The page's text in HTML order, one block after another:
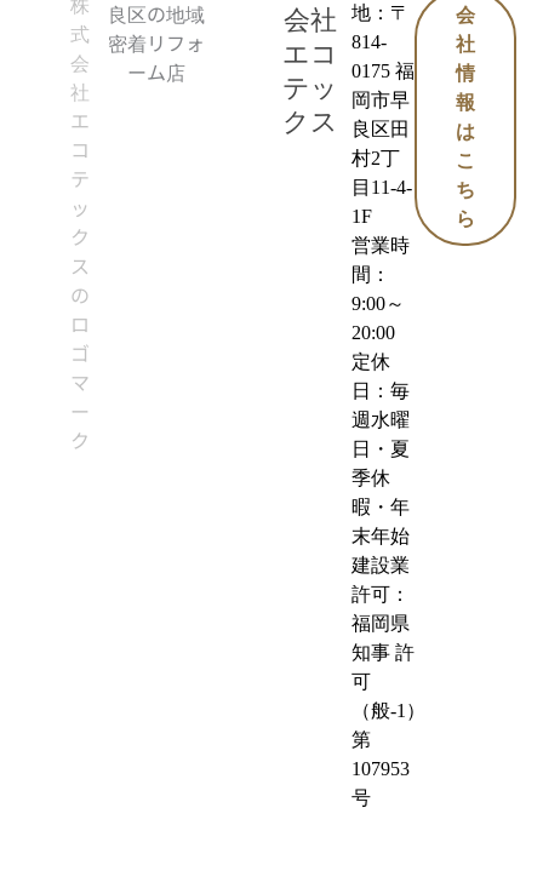
会社
エコ
テッ
クス
地：〒
814-
0175 福
岡市早
良区田
村2丁
目11-4-
1F
営業時
間：
9:00～
20:00
定休
日：毎
週水曜
日・夏
季休
暇・年
末年始
建設業
許可：
福岡県
知事 許
可
（般-1）
第
107953
号
会
社
情
報
は
こ
ち
ら